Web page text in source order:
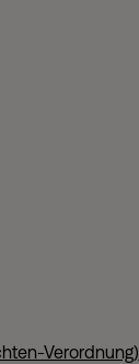
Verordnung)